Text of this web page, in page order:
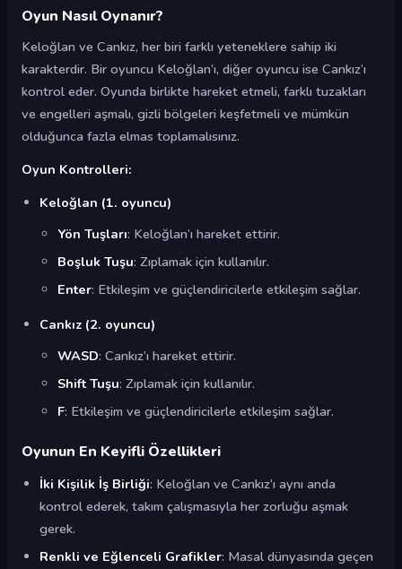
Oyun Nasıl Oynanır?
Keloğlan ve Cankız, her biri farklı yeteneklere sahip iki
karakterdir. Bir oyuncu Keloğlan’ı, diğer oyuncu ise Cankız’ı
kontrol eder. Oyunda birlikte hareket etmeli, farklı tuzakları
ve engelleri aşmalı, gizli bölgeleri keşfetmeli ve mümkün
olduğunca fazla elmas toplamalısınız.
Oyun Kontrolleri:
Keloğlan (1. oyuncu)
Yön Tuşları: Keloğlan’ı hareket ettirir.
Boşluk Tuşu: Zıplamak için kullanılır.
Enter: Etkileşim ve güçlendiricilerle etkileşim sağlar.
Cankız (2. oyuncu)
WASD: Cankız’ı hareket ettirir.
Shift Tuşu: Zıplamak için kullanılır.
F: Etkileşim ve güçlendiricilerle etkileşim sağlar.
Oyunun En Keyifli Özellikleri
İki Kişilik İş Birliği: Keloğlan ve Cankız’ı aynı anda
kontrol ederek, takım çalışmasıyla her zorluğu aşmak
gerek.
Renkli ve Eğlenceli Grafikler: Masal dünyasında geçen